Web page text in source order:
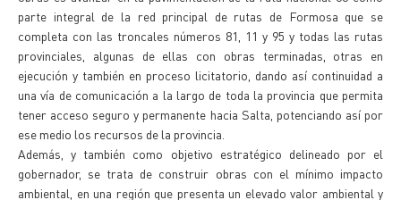
parte integral de la red principal de rutas de Formosa que se
completa con las troncales números 81, 11 y 95 y todas las rutas
provinciales, algunas de ellas con obras terminadas, otras en
ejecución y también en proceso licitatorio, dando así continuidad a
una vía de comunicación a la largo de toda la provincia que permita
tener acceso seguro y permanente hacia Salta, potenciando así por
ese medio los recursos de la provincia.
Además, y también como objetivo estratégico delineado por el
gobernador, se trata de construir obras con el mínimo impacto
ambiental, en una región que presenta un elevado valor ambiental y